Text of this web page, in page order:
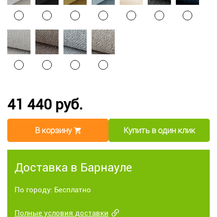
41 440 руб.
В корзину Купить в один клик
Доставка в Барнауле
По городу: Бесплатно
Полные условия доставки